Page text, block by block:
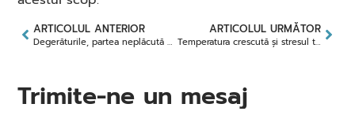
ARTICOLUL ANTERIOR
Degerăturile, partea neplăcută a iernii pentru prietenii noștri patrupezi
ARTICOLUL URMĂTOR
Temperatura crescută și stresul termic la animalele de companie
Trimite-ne un mesaj